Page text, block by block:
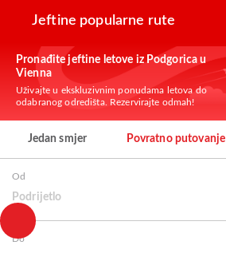
Jeftine popularne rute
Pronađite jeftine letove iz Podgorica u
Vienna
Uživajte u ekskluzivnim ponudama letova do
odabranog odredišta. Rezervirajte odmah!
Jedan smjer Povratno putovanje
Od
Podrijetlo
Do